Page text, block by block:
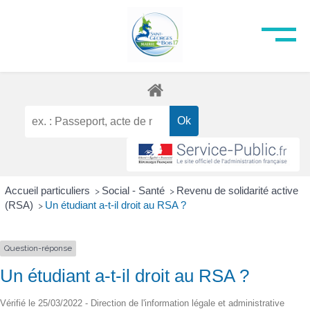
Accueil particuliers > Social - Santé > Revenu de solidarité active
(RSA) > Un étudiant a-t-il droit au RSA ?
Question-réponse
Un étudiant a-t-il droit au RSA ?
Vérifié le 25/03/2022 - Direction de l'information légale et administrative